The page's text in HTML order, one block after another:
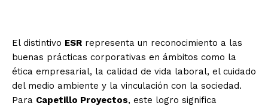
El distintivo ESR representa un reconocimiento a las
buenas prácticas corporativas en ámbitos como la
ética empresarial, la calidad de vida laboral, el cuidado
del medio ambiente y la vinculación con la sociedad.
Para Capetillo Proyectos, este logro significa